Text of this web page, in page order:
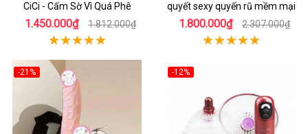
CiCi - Cấm Sờ Vì Quá Phê
1.450.000₫ 1.812.000₫
quyết sexy quyến rũ mềm mại
1.800.000₫ 2.307.000₫
-21% -12%